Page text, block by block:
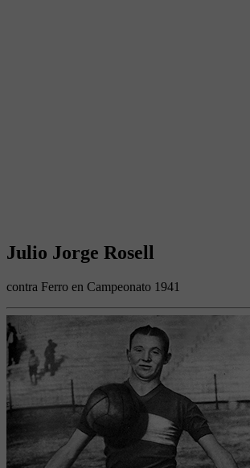
Julio Jorge Rosell
contra Ferro en Campeonato 1941